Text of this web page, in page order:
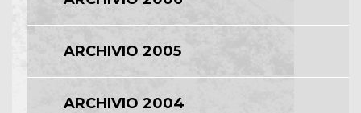
ARCHIVIO 2005
ARCHIVIO 2004